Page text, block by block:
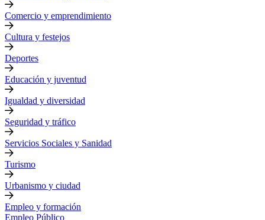
Comercio y emprendimiento
Cultura y festejos
Deportes
Educación y juventud
Igualdad y diversidad
Seguridad y tráfico
Servicios Sociales y Sanidad
Turismo
Urbanismo y ciudad
Empleo y formación
Empleo Público